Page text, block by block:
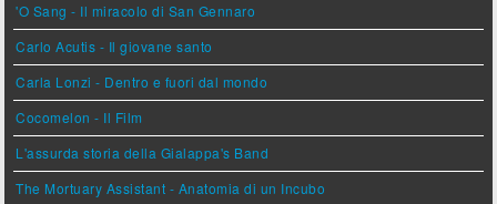
'O Sang - Il miracolo di San Gennaro
Carlo Acutis - Il giovane santo
Carla Lonzi - Dentro e fuori dal mondo
Cocomelon - Il Film
L'assurda storia della Gialappa's Band
The Mortuary Assistant - Anatomia di un Incubo